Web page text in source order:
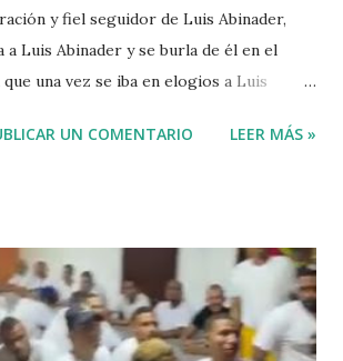
y fiel seguidor de Luis Abinader,
a Luis Abinader y se burla de él en el
una vez se iba en elogios a Luis
UN COMENTARIO LEER MÁS »